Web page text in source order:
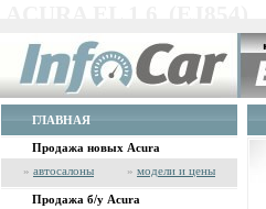
ГЛАВНАЯ
Продажа новых Acura
» автосалоны » модели и цены
Продажа б/у Acura